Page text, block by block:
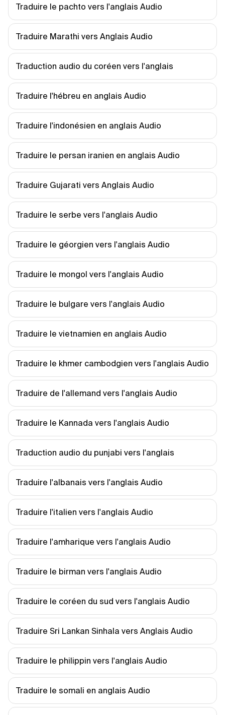
Traduire le pachto vers l'anglais Audio
Traduire Marathi vers Anglais Audio
Traduction audio du coréen vers l'anglais
Traduire l'hébreu en anglais Audio
Traduire l'indonésien en anglais Audio
Traduire le persan iranien en anglais Audio
Traduire Gujarati vers Anglais Audio
Traduire le serbe vers l'anglais Audio
Traduire le géorgien vers l'anglais Audio
Traduire le mongol vers l'anglais Audio
Traduire le bulgare vers l'anglais Audio
Traduire le vietnamien en anglais Audio
Traduire le khmer cambodgien vers l'anglais Audio
Traduire de l'allemand vers l'anglais Audio
Traduire le Kannada vers l'anglais Audio
Traduction audio du punjabi vers l'anglais
Traduire l'albanais vers l'anglais Audio
Traduire l'italien vers l'anglais Audio
Traduire l'amharique vers l'anglais Audio
Traduire le birman vers l'anglais Audio
Traduire le coréen du sud vers l'anglais Audio
Traduire Sri Lankan Sinhala vers Anglais Audio
Traduire le philippin vers l'anglais Audio
Traduire le somali en anglais Audio